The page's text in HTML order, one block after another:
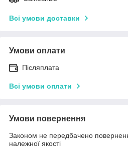
Всі умови доставки
Умови оплати
Післяплата
Всі умови оплати
Умови повернення
Законом не передбачено
належної якості